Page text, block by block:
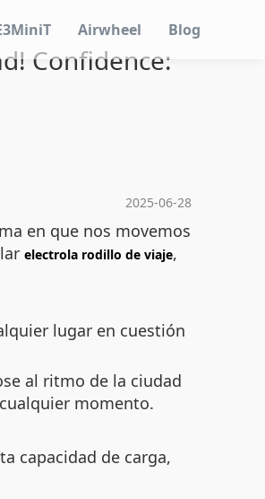
Airwheel Blog
Confidence:
2025-06-28
en que nos movemos
electrola rodillo de viaje,
lugar en cuestión
al ritmo de la ciudad
momento.
capacidad de carga,